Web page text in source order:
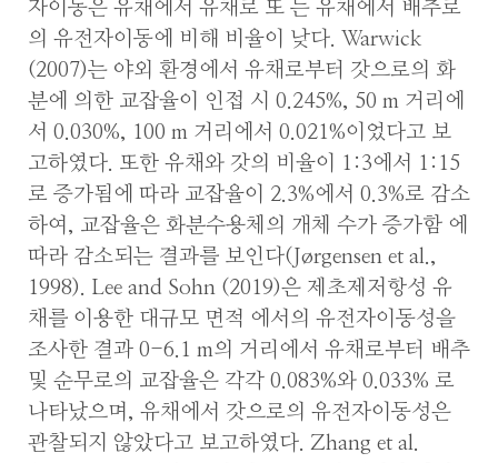
자이동은 유채에서 유채로 또 는 유채에서 배추로
의 유전자이동에 비해 비율이 낮다. Warwick
(2007)는 야외 환경에서 유채로부터 갓으로의 화
분에 의한 교잡율이 인접 시 0.245%, 50 m 거리에
서 0.030%, 100 m 거리에서 0.021%이었다고 보
고하였다. 또한 유채와 갓의 비율이 1:3에서 1:15
로 증가됨에 따라 교잡율이 2.3%에서 0.3%로 감소
하여, 교잡율은 화분수용체의 개체 수가 증가함 에
따라 감소되는 결과를 보인다(Jørgensen et al.,
1998). Lee and Sohn (2019)은 제초제저항성 유
채를 이용한 대규모 면적 에서의 유전자이동성을
조사한 결과 0-6.1 m의 거리에서 유채로부터 배추
및 순무로의 교잡율은 각각 0.083%와 0.033% 로
나타났으며, 유채에서 갓으로의 유전자이동성은
관찰되지 않았다고 보고하였다. Zhang et al.